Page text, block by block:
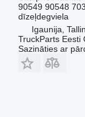
90549 90548
dīzeļdegviela
Igaunija,
TruckParts Eesti
Sazināties ar